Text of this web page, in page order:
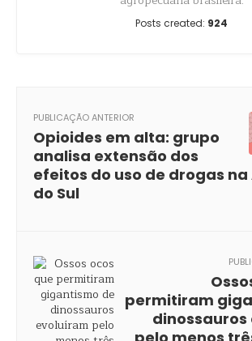
Posts created: 924
PUBLICAÇÃO ANTERIOR
Opioides em alta: grupo
analisa extensão dos
efeitos do uso de drogas
do Sul
permitiram